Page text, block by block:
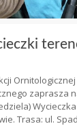
zaprasza
Trasa: ul.